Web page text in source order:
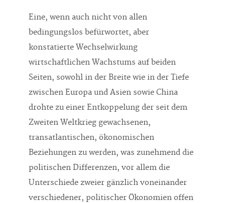
Eine, wenn auch nicht von allen
bedingungslos befürwortet, aber
konstatierte Wechselwirkung
wirtschaftlichen Wachstums auf beiden
Seiten, sowohl in der Breite wie in der Tiefe
zwischen Europa und Asien sowie China
drohte zu einer Entkoppelung der seit dem
Zweiten Weltkrieg gewachsenen,
transatlantischen, ökonomischen
Beziehungen zu werden, was zunehmend die
politischen Differenzen, vor allem die
Unterschiede zweier gänzlich voneinander
verschiedener, politischer Ökonomien offen